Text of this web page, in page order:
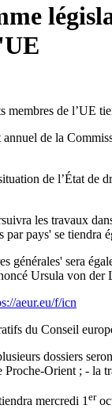
membres de l’UE
de la
de l’État de
les travaux
pays' se tiendra
générales' sera
Ursula von
aeur.eu/f/icn
du Conseil
dossiers
Orient ; - la
mercredi 1 er